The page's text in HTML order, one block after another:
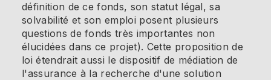
définition de ce fonds, son statut légal, sa
solvabilité et son emploi posent plusieurs
questions de fonds très importantes non
élucidées dans ce projet). Cette proposition de
loi étendrait aussi le dispositif de médiation de
l'assurance à la recherche d'une solution